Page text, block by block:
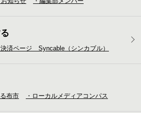
決済ページ Syncable（シンカブル）
布市 ・ローカルメディア コンパス